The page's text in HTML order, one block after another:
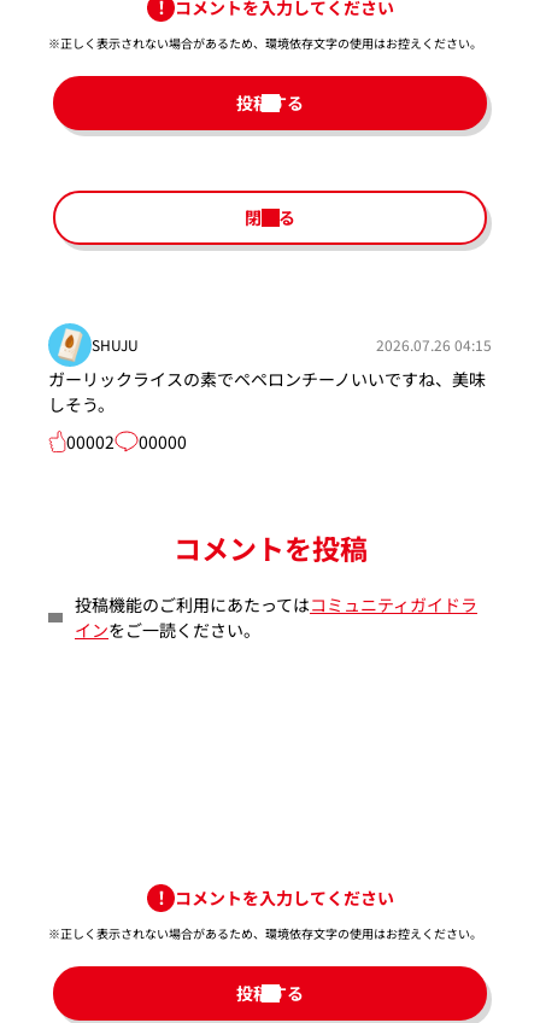
コメントを入力してください
※正しく表示されない場合があるため、環境依存文字の使用はお控えください。​
投稿する
閉じる
SHUJU 2026.07.26 04:15
ガーリックライスの素でペペロンチーノいいですね、美味
しそう。
00002
00000
コメントを投稿
投稿機能のご利用にあたってはコミュニティガイドラ
インをご一読ください。
コメントを入力してください
※正しく表示されない場合があるため、環境依存文字の使用はお控えください。​
投稿する